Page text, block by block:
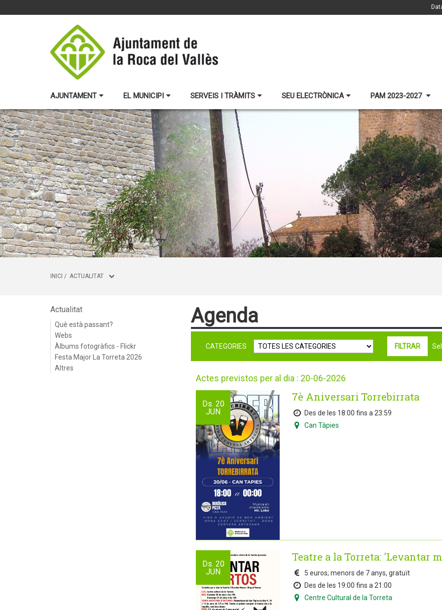
AJUNTAMENT EL MUNICIPI SERVEIS I TRÀMITS SEU ELECTRÒNICA PAM 2023-2027
INICI / ACTUALITAT
Actualitat
Què està passant?
Webs
Àlbums fotogràfics - Flickr
Festa Major La Torreta 2026
Altres
Agenda
CATEGORIES
Actes previstos per al dia : 20-06-2026
Ds. 20
JUN
7è Aniversari Torrebirrata
Des de les 18:00 fins a 23:59
Can Tàpies
Ds. 20
JUN
Teatre a la Torreta: 'Levantar
5 euros; menors de 7 anys, gratuït
Des de les 19:00 fins a 21:00
Centre Cultural de la Torreta